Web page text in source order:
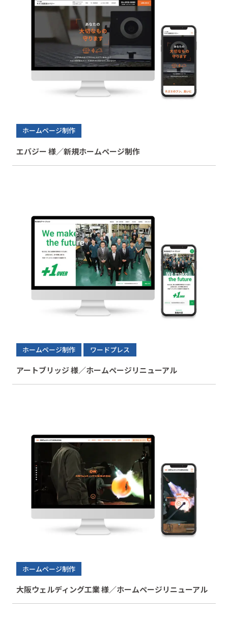
ホームページ制作
エバジー 様／新規ホームページ制作
ホームページ制作 ワードプレス
アートブリッジ 様／ホームページリニューアル
ホームページ制作
大阪ウェルディング工業 様／ホームページリニューアル